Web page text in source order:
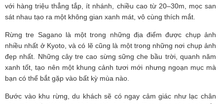
với hàng triệu thẳng tắp, ít nhánh, chiều cao từ 20–30m, mọc san
sát nhau tạo ra một không gian xanh mát, vô cùng thích mắt.
Rừng tre Sagano là một trong những địa điểm được chụp ảnh
nhiều nhất ở Kyoto, và có lẽ cũng là một trong những nơi chụp ảnh
đẹp nhất. Những cây tre cao sừng sững che bầu trời, quanh năm
xanh tốt, tạo nên một khung cảnh tươi mới nhưng ngoạn mục mà
bạn có thể bắt gặp vào bất kỳ mùa nào.
Bước vào khu rừng, du khách sẽ có ngay cảm giác như lạc chân